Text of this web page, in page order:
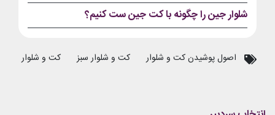
شلوار جین را چگونه با کت جین ست کنیم؟
اصول پوشیدن کت و شلوار کت و شلوار سبز کت و شلوار سبز